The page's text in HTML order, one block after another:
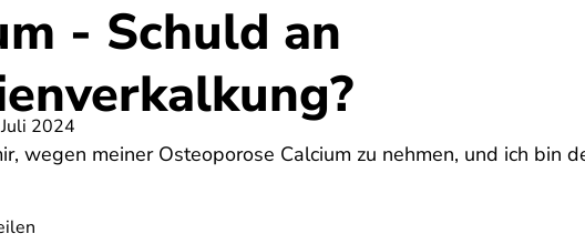
- Schuld an
2024
wegen meiner Osteoporose Calcium zu nehmen, und ich bin